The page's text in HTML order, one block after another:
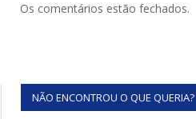
Os comentários estão fechados.
NÃO ENCONTROU O QUE QUERIA?